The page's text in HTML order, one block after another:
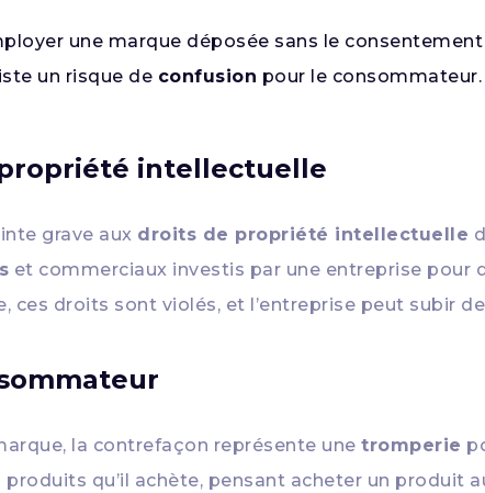
une marque déposée sans le
un risque de confusion pour le consommateur.
intellectuelle
grave aux droits de propriété intellectuelle
et commerciaux investis par une entreprise
ces droits sont violés, et l’entreprise peut subir
la contrefaçon représente unetromperie
produits qu’il achète, pensant acheter un produit